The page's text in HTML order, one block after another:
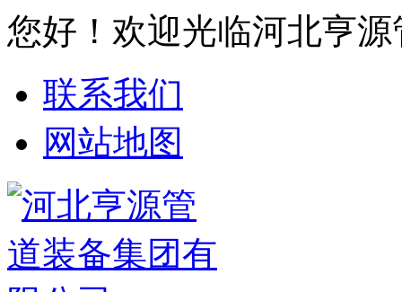
您好！欢迎光临河北亨
联系我们
网站地图